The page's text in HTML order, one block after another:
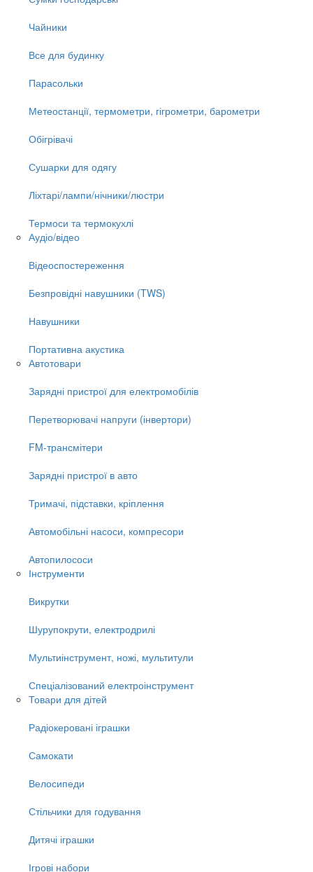
Чайники
Все для будинку
Парасольки
Метеостанції, термометри, гігрометри, барометри
Обігрівачі
Сушарки для одягу
Ліхтарі/лампи/нічники/люстри
Термоси та термокухлі
Аудіо/відео
Відеоспостереження
Безпровідні навушники (TWS)
Навушники
Портативна акустика
Автотовари
Зарядні пристрої для електромобілів
Перетворювачі напруги (інвертори)
FM-трансмітери
Зарядні пристрої в авто
Тримачі, підставки, кріплення
Автомобільні насоси, компресори
Автопилососи
Інструменти
Викрутки
Шурупокрути, електродрилі
Мультиінструмент, ножі, мультитули
Спеціалізований електроінструмент
Товари для дітей
Радіокеровані іграшки
Самокати
Велосипеди
Стільчики для годування
Дитячі іграшки
Ігрові набори